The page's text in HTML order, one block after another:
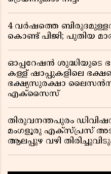
4 വർഷത്തെ
കൊണ്ട് പിജി; പുതിയ
ഓപ്പറേഷൻ ശുദ്ധിയുടെ
കള്ള് ഷാപ്പുകളിലെ
ഭക്ഷ്യസുരക്ഷാ ലൈസൻസ്
എക്സൈസ്
തിരുവനന്തപുരം
മംഗളൂരു എക്സ്പ്രസ്
ആലപ്പുഴ വഴി